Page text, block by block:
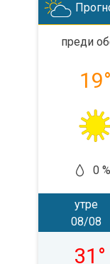
преди
19°
0 %
утре
08/08
31 °